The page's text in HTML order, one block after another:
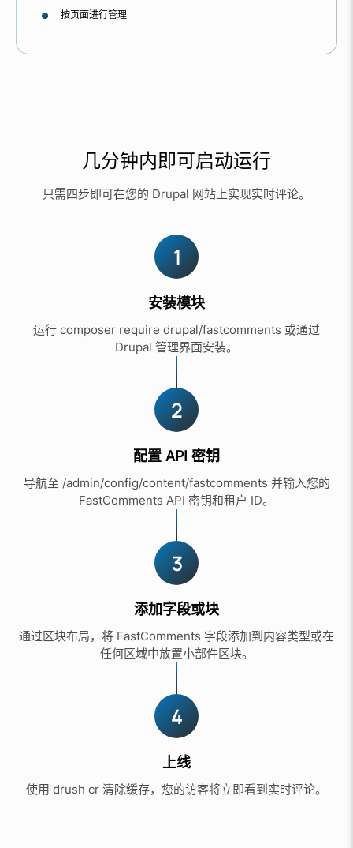
按页面进行管理
几分钟内即可启动运行
只需四步即可在您的 Drupal 网站上实现实时评论。
1
安装模块
运行 composer require drupal/fastcomments 或通过
Drupal 管理界面安装。
2
配置 API 密钥
导航至 /admin/config/content/fastcomments 并输入您的
FastComments API 密钥和租户 ID。
3
添加字段或块
通过区块布局，将 FastComments 字段添加到内容类型或在
任何区域中放置小部件区块。
4
上线
使用 drush cr 清除缓存，您的访客将立即看到实时评论。